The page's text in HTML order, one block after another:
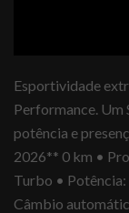
Esportividade
Performance. Um
potência e
2026** 0 km •
Turbo •
Câmbio